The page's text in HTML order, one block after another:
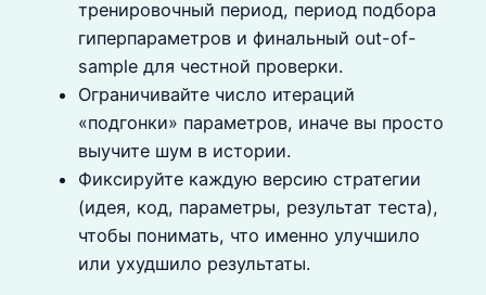
тренировочный период, период подбора
гиперпараметров и финальный out-of-
sample для честной проверки.
Ограничивайте число итераций
«подгонки» параметров, иначе вы просто
выучите шум в истории.
Фиксируйте каждую версию стратегии
(идея, код, параметры, результат теста),
чтобы понимать, что именно улучшило
или ухудшило результаты.